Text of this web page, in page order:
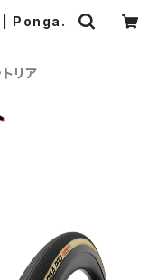
| Ponga.
リア